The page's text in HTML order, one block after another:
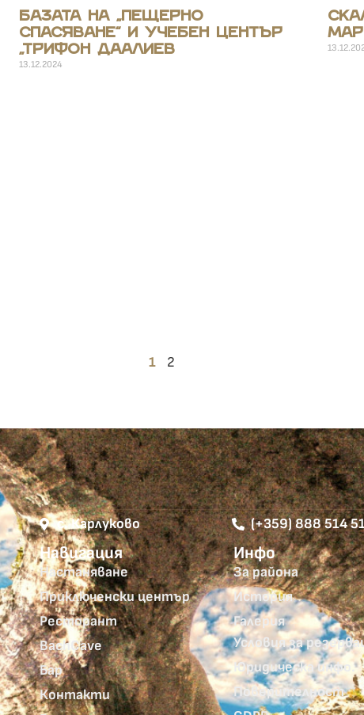
Базата на „Пещерно
спасяване“ и учебен център
„Трифон Даалиев
13.12.2024
1 2
с. Карлуково (+359) 888 514
Навигация
Настаняване
Приключенски център
Ресторант
BachCave
Бар
Контакти
Инфо
За района
История
Галерия
Условия за
Юридическа инфо.
Поверителност